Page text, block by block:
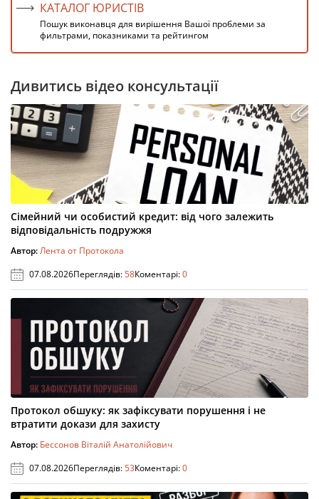
КАТАЛОГ ЮРИСТІВ
Пошук виконавця для вирішення Вашої проблеми за
фильтрами, показниками та рейтингом
Дивитись відео консультації
Сімейний чи особистий кредит: від чого залежить
відповідальність подружжя
Автор:Лента от Протокола
07.08.2026Переглядів:58Коментарі:0
Протокол обшуку: як зафіксувати порушення і не
втратити докази для захисту
Автор: Бессонов Віталій Анатолійович
07.08.2026Переглядів:53Коментарі:0